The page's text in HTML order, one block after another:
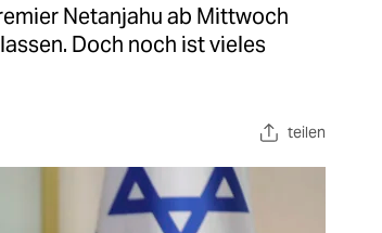
Netanjahu ab Mittwoch
Doch noch ist vieles
teilen